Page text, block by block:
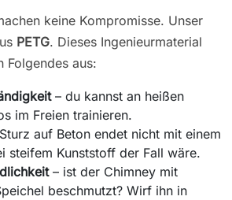
keine Kompromisse. Unser
PETG. Dieses Ingenieurmaterial
Folgendes aus:
– du kannst an heißen
im Freien trainieren.
auf Beton endet nicht mit einem
steifem Kunststoff der Fall wäre.
– ist der Chimney mit
beschmutzt? Wirf ihn in